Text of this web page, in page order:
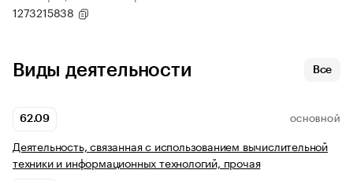
1273215838
Виды деятельности Все
62.09 ОСНОВНОЙ
Деятельность, связанная с использованием вычислительной
техники и информационных технологий, прочая